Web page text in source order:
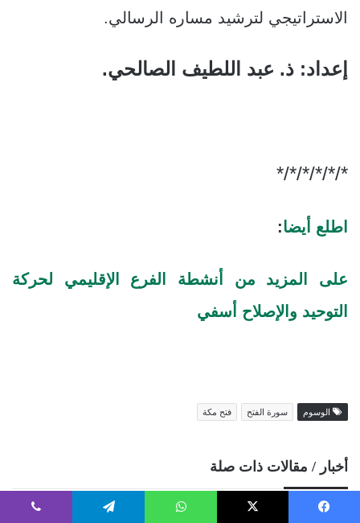
الاستراتيجي لترشيد مساره الرسالي.
إعداد: ذ. عبد اللطيف الصالحي.
*/*/*/*/*/*
اطلع أيضا:
على المزيد من أنشطة الفرع الإقليمي لحركة
التوحيد والإصلاح أسفي
الوسوم سورة الفتح فتح مكة
أخبار / مقالات ذات صلة